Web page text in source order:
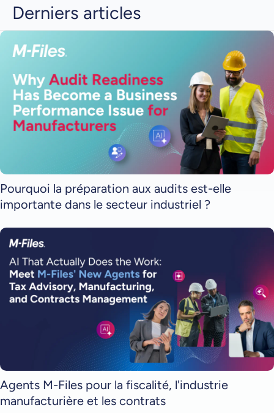
Derniers articles
Pourquoi la préparation aux audits est-elle
importante dans le secteur industriel ?
Agents M-Files pour la fiscalité, l'industrie
manufacturière et les contrats